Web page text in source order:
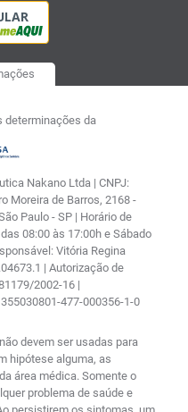
determinações da
Nakano Ltda | CNPJ:
Moreira de Barros, 2168 -
Paulo - SP | Horário de
08:00 às 17:00h e Sábado
Vitória Regina
| Autorização de
2002-16 |
477-000356-1-0
devem ser usadas para
hipótese alguma, as
área médica. Somente o
problema de saúde e